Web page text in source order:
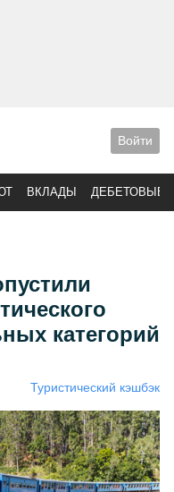
Войти
ВКЛАДЫ ДЕБЕТОВЫЕ
категорий
Туристический кэшбэк